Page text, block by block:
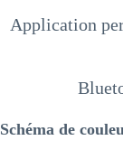
Application
Schéma de